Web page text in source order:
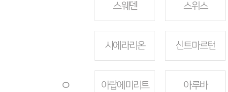
스웨덴 스위스
시에라리온 신트마르턴
ㅇ 아랍에미리트 아루바